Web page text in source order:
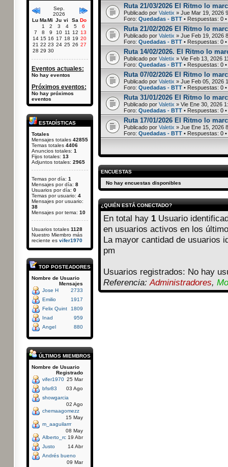
Sep.
2026
Lu MaMi Ju vi Sa Do
1
2 3 4 5
6
7
8 9 10 11 12 13
14 15 16 17 18 19 20
21 22 23 24 25 26 27
28 29 30
Eventos actuales:
No hay eventos
Próximos eventos:
No hay próximos
eventos
ESTADÍSTICAS
Totales
Mensajes totales 42855
Temas totales 4406
Anuncios totales: 1
Fijos totales: 13
Adjuntos totales: 2965
Temas por día: 1
Mensajes por día: 8
Usuarios por día: 0
Temas por usuario: 4
Mensajes por usuario:
38
Mensajes por tema: 10
Usuarios totales 1128
Nuestro Miembro más
reciente es vifer1970
TOP POSTEADORES
Nombre de Usuario
Mensajes
Jose H
2733
Emilio
1917
Felix Quint
1809
Inad
959
Angel
880
ÚLTIMOS MIEMBROS
Nombre de Usuario
Registrado
vifer1970 25 Mar
bfsr83
03 Ago
showgarcia
02 Ago
chemaagomezz
15 May
m_aaguilarrr
08 May
Alberto_rc 19 Abr
Justo
14 Abr
Andrés bueno
09 Mar
Ruta 21/03/2026 El Ritmo lo
Publicado por Valetix » Jue Mar 19, 2026
Foro: Quedadas - BTT• Respuestas: 0•
Ruta 21/02/2026 El Ritmo lo
Publicado por Valetix » Jue Feb 19, 2026
Foro: Quedadas - BTT• Respuestas: 0•
Ruta 14/02/2026. El Ritmo lo
Publicado por Valetix » Vie Feb 13, 2026
Foro: Quedadas - BTT• Respuestas: 0•
Ruta 07/02/2026 El Ritmo lo
Publicado por Valetix » Jue Feb 05, 2026
Foro: Quedadas - BTT• Respuestas: 0•
Ruta 31/01/2026 El Ritmo lo
Publicado por Valetix » Vie Ene 30, 2026
Foro: Quedadas - BTT• Respuestas: 0•
Ruta 17/01/2026 El Ritmo lo
Publicado por Valetix » Jue Ene 15, 2026
Foro: Quedadas - BTT• Respuestas: 0•
ENCUESTAS
No hay encuestas disponibles
¿QUIÉN ESTÁ CONECTADO?
En total hay 1Usuario
en usuarios activos en los
La mayor cantidad de usuarios
pm
Usuarios registrados: No hay
Referencia:Administradores,